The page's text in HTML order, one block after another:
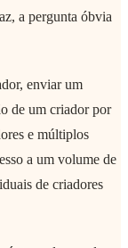
a pergunta óbvia
enviar um
de um criador por
e múltiplos
a um volume de
de criadores